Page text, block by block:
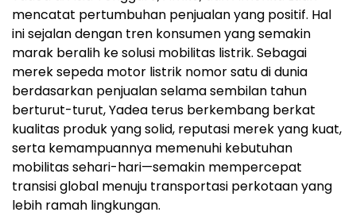
mencatat pertumbuhan penjualan yang positif. Hal
ini sejalan dengan tren konsumen yang semakin
marak beralih ke solusi mobilitas listrik. Sebagai
merek sepeda motor listrik nomor satu di dunia
berdasarkan penjualan selama sembilan tahun
berturut-turut, Yadea terus berkembang berkat
kualitas produk yang solid, reputasi merek yang kuat,
serta kemampuannya memenuhi kebutuhan
mobilitas sehari-hari—semakin mempercepat
transisi global menuju transportasi perkotaan yang
lebih ramah lingkungan.